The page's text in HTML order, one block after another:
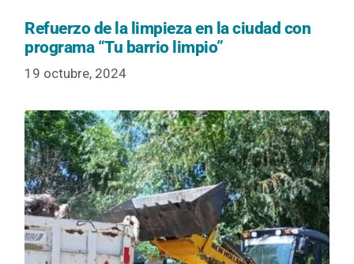
Refuerzo de la limpieza en la ciudad con
programa “Tu barrio limpio”
19 octubre, 2024